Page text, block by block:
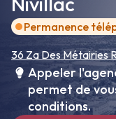
Permanence
36 Za Des Métairies
Appeler
permet de
conditions.